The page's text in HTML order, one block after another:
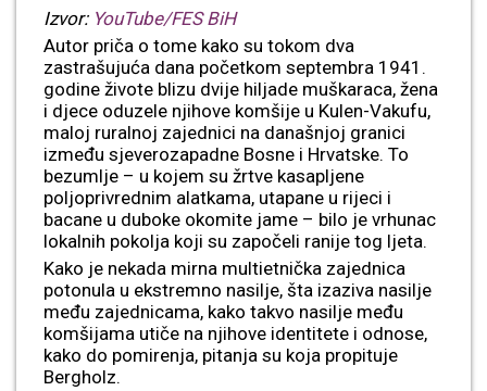
Izvor: YouTube/FES BiH
Autor priča o tome kako su tokom dva
zastrašujuća dana početkom septembra 1941.
godine živote blizu dvije hiljade muškaraca, žena
i djece oduzele njihove komšije u Kulen-Vakufu,
maloj ruralnoj zajednici na današnjoj granici
između sjeverozapadne Bosne i Hrvatske. To
bezumlje – u kojem su žrtve kasapljene
poljoprivrednim alatkama, utapane u rijeci i
bacane u duboke okomite jame – bilo je vrhunac
lokalnih pokolja koji su započeli ranije tog ljeta.
Kako je nekada mirna multietnička zajednica
potonula u ekstremno nasilje, šta izaziva nasilje
među zajednicama, kako takvo nasilje među
komšijama utiče na njihove identitete i odnose,
kako do pomirenja, pitanja su koja propituje
Bergholz.